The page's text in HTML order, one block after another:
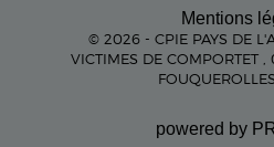
Mentions
© 2026 - CPIE PAYS DE
VICTIMES DE COMPORTET
powered by